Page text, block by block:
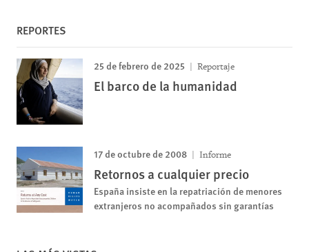
REPORTES
25 de febrero de 2025 Reportaje
El barco de la humanidad
17 de octubre de 2008 Informe
Retornos a cualquier precio
España insiste en la repatriación de menores
extranjeros no acompañados sin garantías